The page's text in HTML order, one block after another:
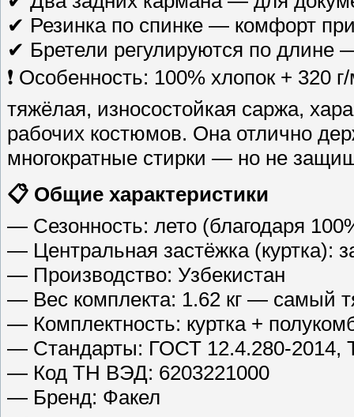
✔ Резинка по спинке — комфорт
✔ Бретели регулируются по длине
❗ Особенность: 100% хлопок + 320
тяжёлая, износостойкая саржа,
рабочих костюмов. Она отлично
многократные стирки — но не
📋 Общие характеристики
— Сезонность: лето (благодаря
— Центральная застёжка (куртка):
— Производство: Узбекистан
— Вес комплекта: 1.62 кг — самый
— Комплектность: куртка +
— Стандарты: ГОСТ 12.4.280-2014,
— Код ТН ВЭД: 6203221000
— Бренд: Факел